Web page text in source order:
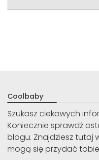
Coolbaby
Szukasz ciekawych
Koniecznie sprawdź
blogu. Znajdziesz tutaj
mogą się przydać